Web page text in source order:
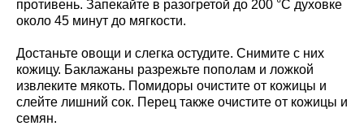
противень. Запекайте в разогретой до 200 °C духовке
около 45 минут до мягкости.
Достаньте овощи и слегка остудите. Снимите с них
кожицу. Баклажаны разрежьте пополам и ложкой
извлеките мякоть. Помидоры очистите от кожицы и
слейте лишний сок. Перец также очистите от кожицы и
семян.